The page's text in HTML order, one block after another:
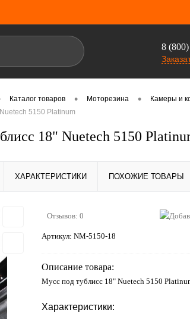
8
Каталог товаров • Моторезина • Камеры и
5150 Platinum
18" Nuetech 5150
ХАРАКТЕРИСТИКИ ПОХОЖИЕ ТОВАРЫ
Отзывов: 0
Артикул: NM-5150-18
Описание товара:
Мусс под тублисс 18" Nuetech 5150
Характеристики: